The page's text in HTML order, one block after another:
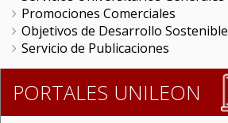
Promociones Comerciales
Objetivos de Desarrollo Sostenible
Servicio de Publicaciones
PORTALES UNILEON